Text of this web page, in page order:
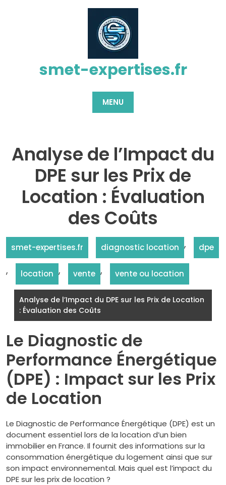
smet-expertises.fr
MENU
Analyse de l’Impact du
DPE sur les Prix de
Location : Évaluation
des Coûts
smet-expertises.fr diagnostic location , dpe
, location , vente , vente ou location
Analyse de l’Impact du DPE sur les Prix de Location
: Évaluation des Coûts
Le Diagnostic de
Performance Énergétique
(DPE) : Impact sur les Prix
de Location
Le Diagnostic de Performance Énergétique (DPE) est un
document essentiel lors de la location d’un bien
immobilier en France. Il fournit des informations sur la
consommation énergétique du logement ainsi que sur
son impact environnemental. Mais quel est l’impact du
DPE sur les prix de location ?